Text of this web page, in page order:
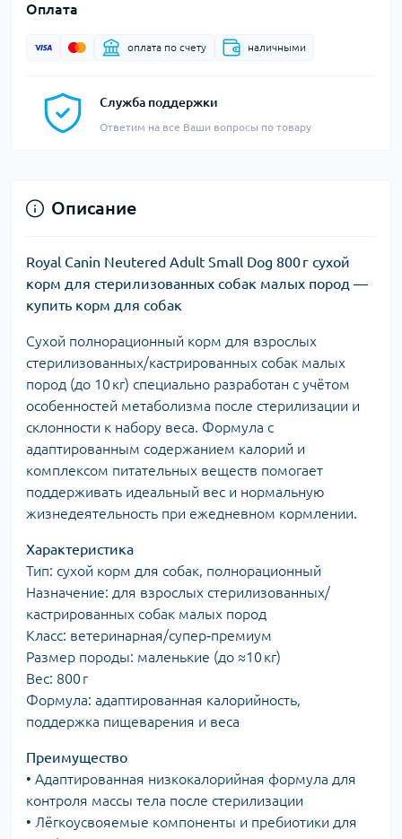
Оплата
оплата по счету наличными
Служба поддержки
Ответим на все Ваши вопросы по товару
Описание
Royal Canin Neutered Adult Small Dog 800 г сухой
корм для стерилизованных собак малых пород —
купить корм для собак
Сухой полнорационный корм для взрослых
стерилизованных/кастрированных собак малых
пород (до 10 кг) специально разработан с учётом
особенностей метаболизма после стерилизации и
склонности к набору веса. Формула с
адаптированным содержанием калорий и
комплексом питательных веществ помогает
поддерживать идеальный вес и нормальную
жизнедеятельность при ежедневном кормлении.
Характеристика
Тип: сухой корм для собак, полнорационный
Назначение: для взрослых стерилизованных/
кастрированных собак малых пород
Класс: ветеринарная/супер‑премиум
Размер породы: маленькие (до ≈10 кг)
Вес: 800 г
Формула: адаптированная калорийность,
поддержка пищеварения и веса
Преимущество
• Адаптированная низкокалорийная формула для
контроля массы тела после стерилизации
• Лёгкоусвояемые компоненты и пребиотики для